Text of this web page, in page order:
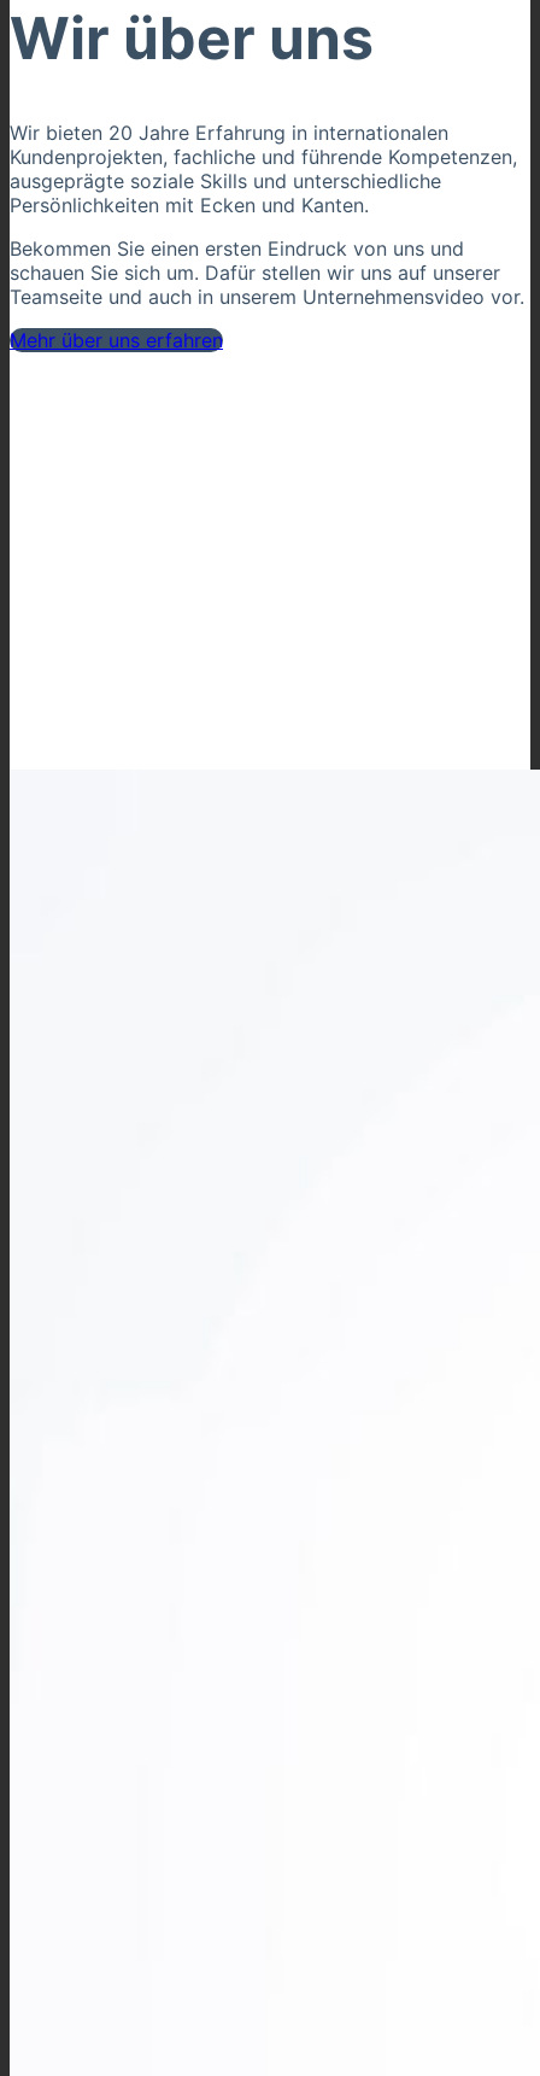
Wir über uns
Wir bieten 20 Jahre Erfahrung in internationalen
Kundenprojekten, fachliche und führende Kompetenzen,
ausgeprägte soziale Skills und unterschiedliche
Persönlichkeiten mit Ecken und Kanten.
Bekommen Sie einen ersten Eindruck von uns und
schauen Sie sich um. Dafür stellen wir uns auf unserer
Teamseite und auch in unserem Unternehmensvideo vor.
Mehr über uns erfahren